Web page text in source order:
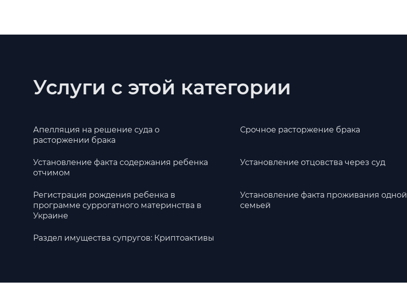
Услуги с этой категории
Апелляция на решение суда о
расторжении брака
Срочное расторжение брака
Установление факта содержания ребенка
отчимом
Установление отцовства через суд
Регистрация рождения ребенка в
программе суррогатного материнства в
Украине
Установление факта проживания одной
семьей
Раздел имущества супругов: Криптоактивы